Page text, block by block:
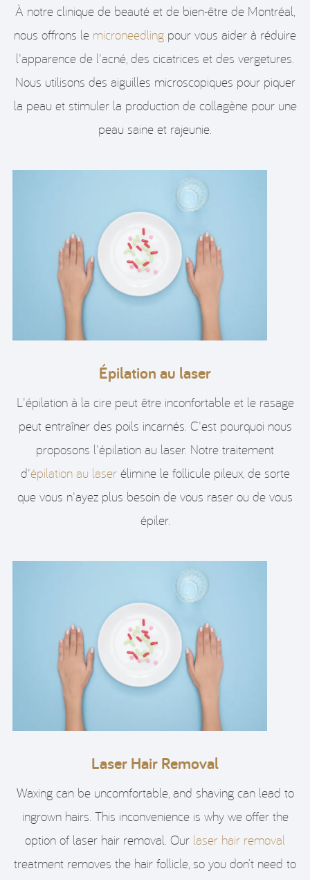
À notre clinique de beauté et de bien-être de Montréal,
nous offrons le microneedling pour vous aider à réduire
l'apparence de l'acné, des cicatrices et des vergetures.
Nous utilisons des aiguilles microscopiques pour piquer
la peau et stimuler la production de collagène pour une
peau saine et rajeunie.
Épilation au laser
L'épilation à la cire peut être inconfortable et le rasage
peut entraîner des poils incarnés. C'est pourquoi nous
proposons l'épilation au laser. Notre traitement
d'épilation au laserélimine le follicule pileux, de sorte
que vous n'ayez plus besoin de vous raser ou de vous
épiler.
Laser Hair Removal
Waxing can be uncomfortable, and shaving can lead to
ingrown hairs. This inconvenience is why we offer the
option of laser hair removal. Our laser hair removal
treatment removes the hair follicle, so you don’t need to